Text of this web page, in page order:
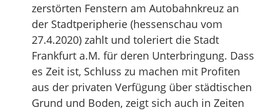
zerstörten Fenstern am Autobahnkreuz an
der Stadtperipherie (hessenschau vom
27.4.2020) zahlt und toleriert die Stadt
Frankfurt a.M. für deren Unterbringung. Dass
es Zeit ist, Schluss zu machen mit Profiten
aus der privaten Verfügung über städtischen
Grund und Boden, zeigt sich auch in Zeiten